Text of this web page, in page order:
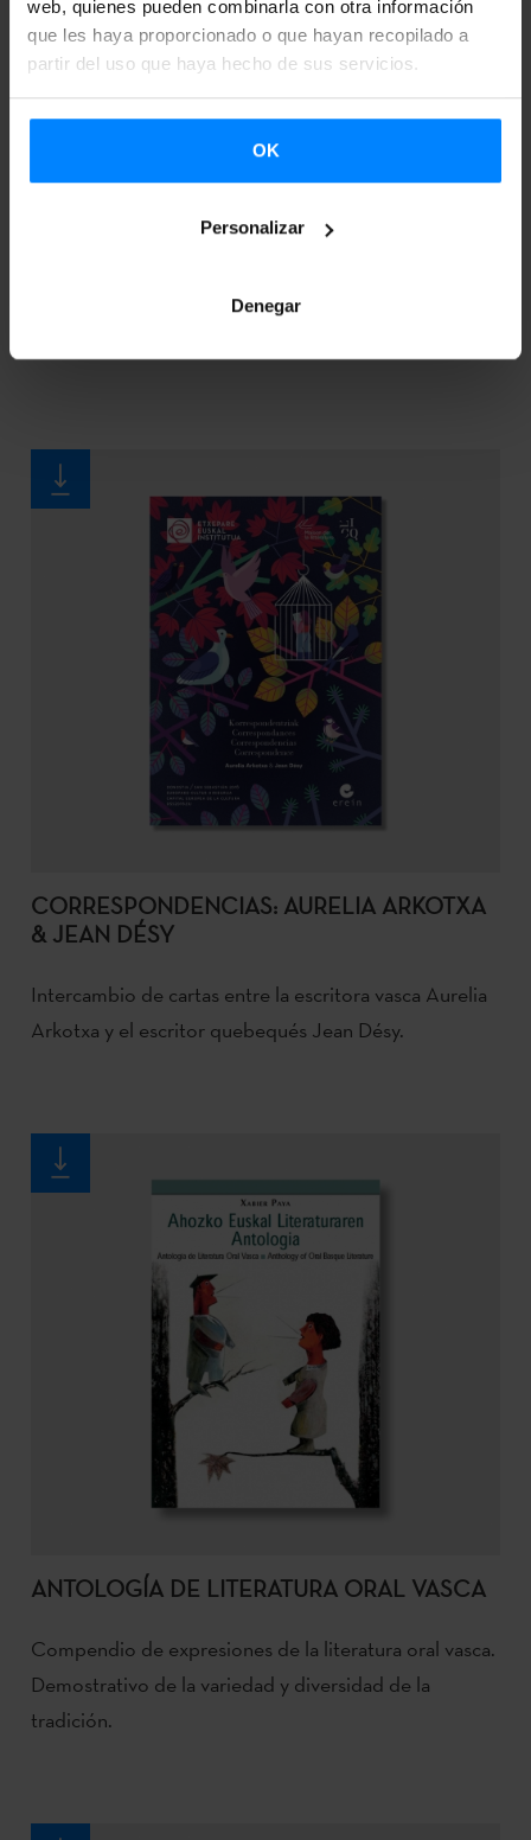
web, quienes pueden combinarla con otra información
que les haya proporcionado o que hayan recopilado a
partir del uso que haya hecho de sus servicios.
OK
Personalizar
Denegar
CORRESPONDENCIAS: IBAN ZALDUA &
Intercambio de cartas entre el escritor vasco Iban
CORRESPONDENCIAS: AURELIA ARKOTXA
& JEAN DÉSY
Intercambio de cartas entre la escritora vasca Aurelia
Arkotxa y el escritor quebequés Jean Désy.
ANTOLOGÍA DE LITERATURA ORAL VASCA
Compendio de expresiones de la literatura oral vasca.
Demostrativo de la variedad y diversidad de la
tradición.